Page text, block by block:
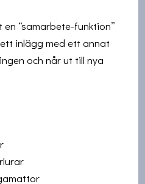
“samarbete-funktion”
inlägg med ett annat
och når ut till nya